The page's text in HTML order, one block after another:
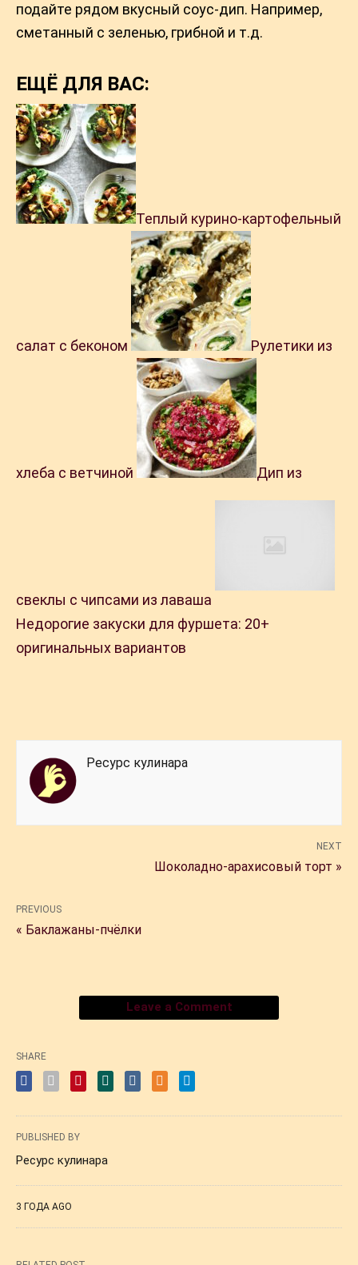
подайте рядом вкусный соус-дип. Например,
сметанный с зеленью, грибной и т.д.
ЕЩЁ ДЛЯ ВАС:
Теплый курино-картофельный
салат с беконом Рулетики из
хлеба с ветчиной Дип из
свеклы с чипсами из лаваша
Недорогие закуски для фуршета: 20+
оригинальных вариантов
Ресурс кулинара
NEXT
Шоколадно-арахисовый торт »
PREVIOUS
« Баклажаны-пчёлки
Leave a Comment
SHARE
PUBLISHED BY
Ресурс кулинара
3 ГОДА AGO